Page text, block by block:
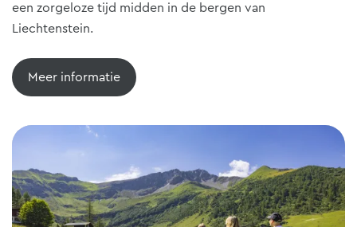
een zorgeloze tijd midden in de bergen van
Liechtenstein.
Meer informatie